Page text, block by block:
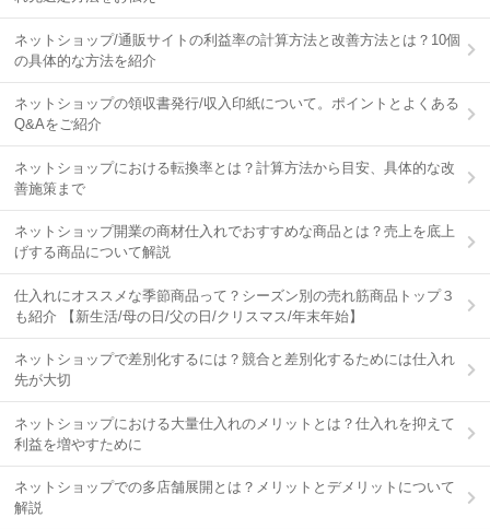
ネットショップ/通販サイトの利益率の計算方法と改善方法とは？10個
の具体的な方法を紹介
ネットショップの領収書発行/収入印紙について。ポイントとよくある
Q&Aをご紹介
ネットショップにおける転換率とは？計算方法から目安、具体的な改
善施策まで
ネットショップ開業の商材仕入れでおすすめな商品とは？売上を底上
げする商品について解説
仕入れにオススメな季節商品って？シーズン別の売れ筋商品トップ３
も紹介 【新生活/母の日/父の日/クリスマス/年末年始】
ネットショップで差別化するには？競合と差別化するためには仕入れ
先が大切
ネットショップにおける大量仕入れのメリットとは？仕入れを抑えて
利益を増やすために
ネットショップでの多店舗展開とは？メリットとデメリットについて
解説